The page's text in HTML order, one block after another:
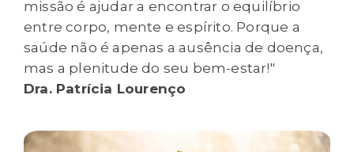
missão é ajudar a encontrar o equilíbrio
entre corpo, mente e espírito. Porque a
saúde não é apenas a ausência de doença,
mas a plenitude do seu bem-estar!"
Dra. Patrícia Lourenço